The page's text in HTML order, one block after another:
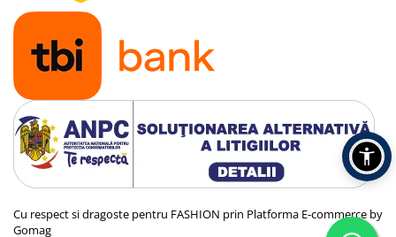
Cu respect si dragoste pentru FASHION prin Platforma E-commerce by
Gomag